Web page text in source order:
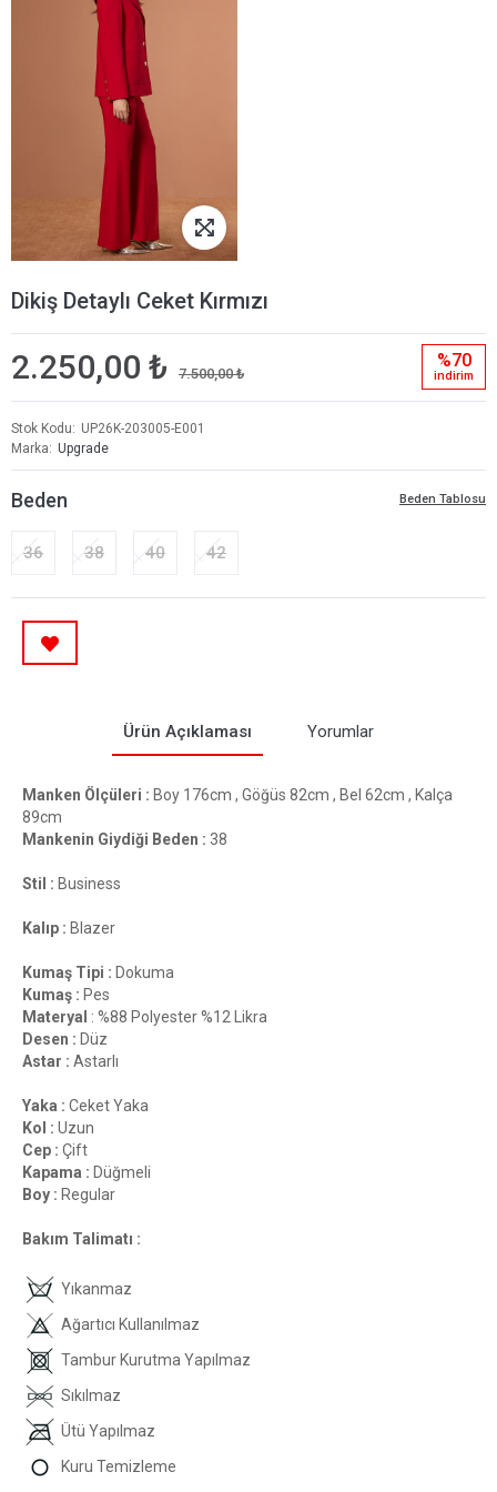
Dikiş Detaylı Ceket Kırmızı
2.250,00 ₺ 7.500,00 ₺
%70
i̇ndi̇ri̇m
Stok Kodu
UP26K-203005-E001
Marka
Upgrade
Beden Tablosu
Beden
36 38 40 42
Ürün Açıklaması Yorumlar
Manken Ölçüleri : Boy 176cm , Göğüs 82cm , Bel 62cm , Kalça
89cm
Mankenin Giydiği Beden : 38
Stil : Business
Kalıp : Blazer
Kumaş Tipi : Dokuma
Kumaş : Pes
Materyal : %88 Polyester %12 Likra
Desen : Düz
Astar : Astarlı
Yaka : Ceket Yaka
Kol : Uzun
Cep : Çift
Kapama : Düğmeli
Boy : Regular
Bakım Talimatı :
Yıkanmaz
Ağartıcı Kullanılmaz
Tambur Kurutma Yapılmaz
Sıkılmaz
Ütü Yapılmaz
Kuru Temizleme